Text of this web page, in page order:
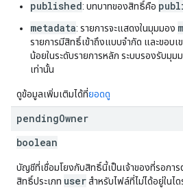
published: บทบาทของสิทธิ์คือ
metadata: รายการจะแสดงในมุมมอง
รายการมีสิทธิ์เข้าถึงแบบจำกัด และขอบเ
น้อยในระดับรายการหลัก ระบบรองรับมุม
เท่านั้น
ดูข้อมูลเพิ่มเติมได้ที่ยอดดู
pendingOwner
boolean
บัญชีที่เชื่อมโยงกับสิทธิ์นี้เป็นเจ้าของที่รอกา
สิทธิ์ประเภท userสำหรับไฟล์ที่ไม่ได้อยู่ในไ